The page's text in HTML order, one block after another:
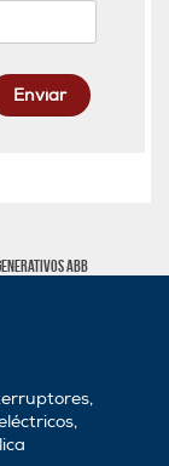
Enviar
abb